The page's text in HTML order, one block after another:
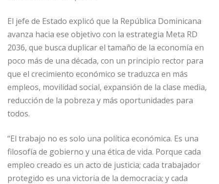
El jefe de Estado explicó que la República Dominicana
avanza hacia ese objetivo con la estrategia Meta RD
2036, que busca duplicar el tamaño de la economía en
poco más de una década, con un principio rector para
que el crecimiento económico se traduzca en más
empleos, movilidad social, expansión de la clase media,
reducción de la pobreza y más oportunidades para
todos.
“El trabajo no es solo una política económica. Es una
filosofía de gobierno y una ética de vida. Porque cada
empleo creado es un acto de justicia; cada trabajador
protegido es una victoria de la democracia; y cada